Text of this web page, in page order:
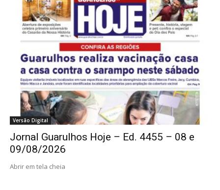
Versão Digital
Jornal Guarulhos Hoje – Ed. 4455 – 08 e
09/08/2026
Abrir em tela cheia